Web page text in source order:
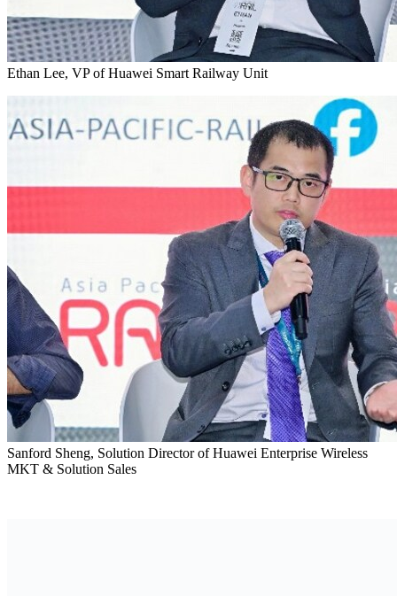
Ethan Lee, VP of Huawei Smart Railway Unit
Sanford Sheng, Solution Director of Huawei Enterprise Wireless
MKT & Solution Sales